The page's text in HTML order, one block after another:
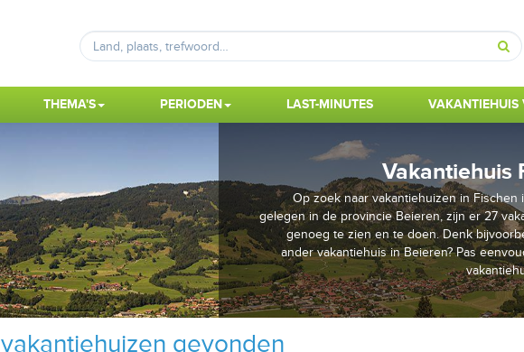
THEMA'S PERIODEN LAST-MINUTES VAKANTIEHUIS
Vakantiehuis
Op zoek naar vakantiehuizen in Fischen
gelegen in de provincie Beieren, zijn er 27
genoeg te zien en te doen. Denk
ander vakantiehuis in Beieren? Pas
vakantiehuizen gevonden